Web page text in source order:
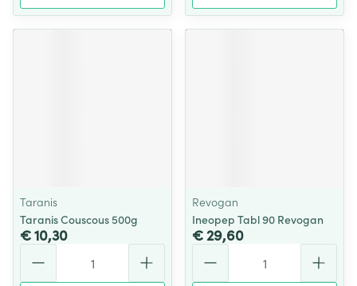
Taranis
Taranis Couscous 500g
€ 10,30
Revogan
Ineopep Tabl 90 Revogan
€ 29,60